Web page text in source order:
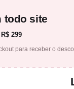
todo site
R$ 299
para receber o